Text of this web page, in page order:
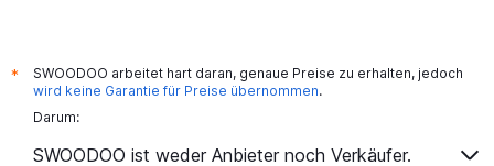
*
SWOODOO arbeitet hart daran, genaue Preise zu erhalten, jedoch
wird keine Garantie für Preise übernommen.
Darum:
SWOODOO ist weder Anbieter noch Verkäufer.